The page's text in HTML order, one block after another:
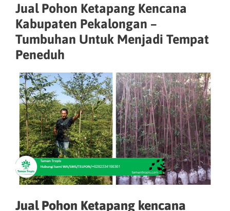
Jual Pohon Ketapang Kencana
Kabupaten Pekalongan –
Tumbuhan Untuk Menjadi Tempat
Peneduh
Jual Pohon Ketapang kencana